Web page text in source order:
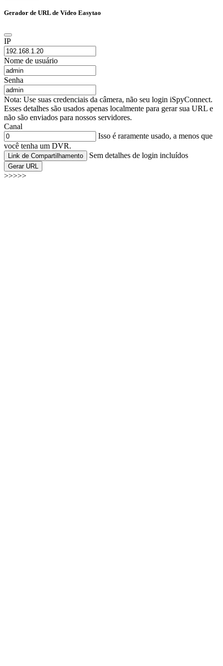
Gerador de URL de Vídeo Easytao
IP
Nome de usuário
Senha
Nota: Use suas credenciais da câmera, não seu login iSpyConnect.
Esses detalhes são usados apenas localmente para gerar sua URL e
não são enviados para nossos servidores.
Canal
Isso é raramente usado, a menos que
você tenha um DVR.
Link de Compartilhamento Sem detalhes de login incluídos
Gerar URL
>>>>>